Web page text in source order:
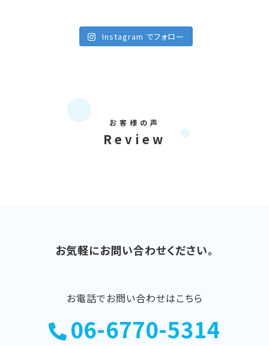
Instagram でフォロー
お客様の声
Review
お気軽にお問い合わせください。
お電話でお問い合わせはこちら
06-6770-5314